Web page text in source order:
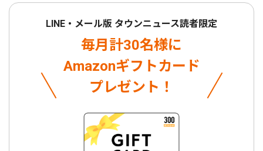
LINE・メール版 タウンニュース読者限定
毎月計30名様に
Amazonギフトカード
プレゼント！